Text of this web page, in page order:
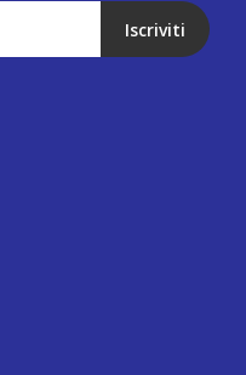
Iscriviti